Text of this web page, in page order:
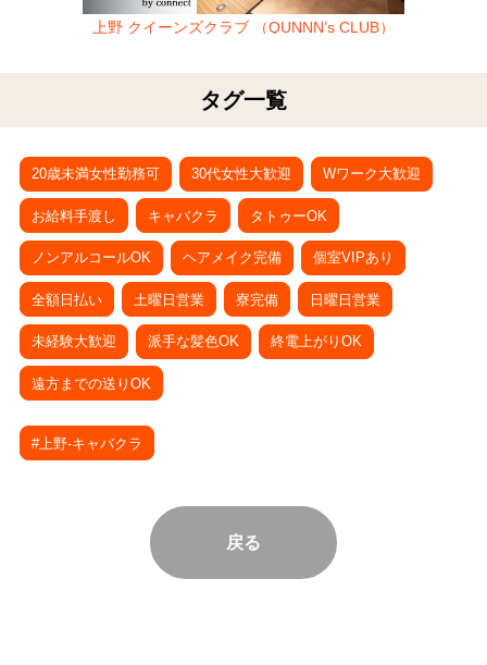
上野 クイーンズクラブ （QUNNN’s CLUB）
タグ一覧
20歳未満女性勤務可 30代女性大歓迎 Wワーク大歓迎
お給料手渡し キャバクラ タトゥーOK
ノンアルコールOK ヘアメイク完備 個室VIPあり
全額日払い 土曜日営業 寮完備 日曜日営業
未経験大歓迎 派手な髪色OK 終電上がりOK
遠方までの送りOK
#上野-キャバクラ
戻る